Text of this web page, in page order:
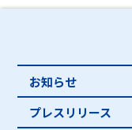
お知らせ
プレスリリース